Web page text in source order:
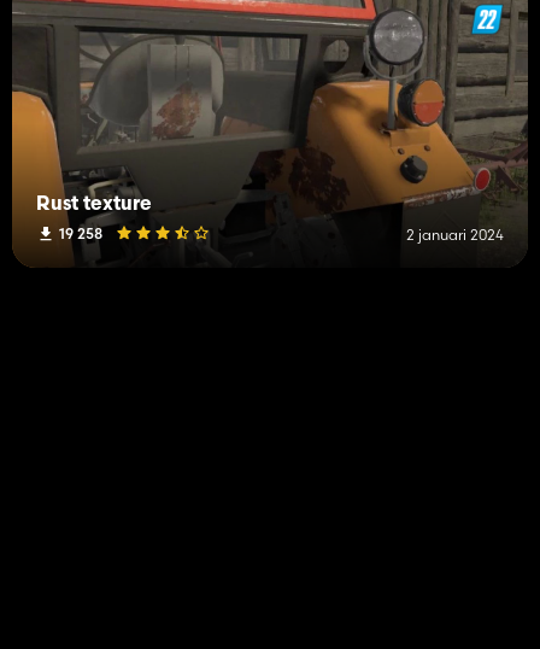
Rust texture
19 258 2 januari 2024